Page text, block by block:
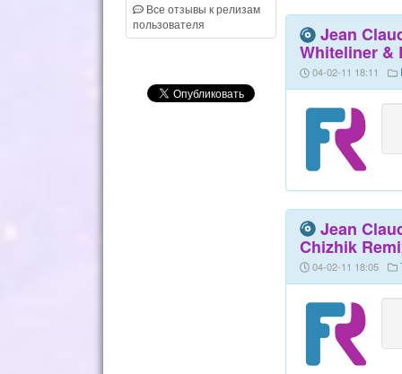
Все отзывы к релизам
пользователя
Jean
Whiteliner &
04-02-11 18:11
Jean
Chizhik
04-02-11 18:05